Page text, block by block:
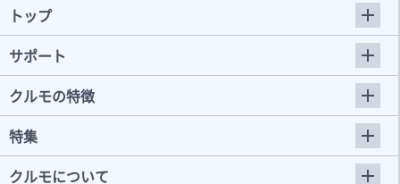
トップ
サポート
クルモの特徴
特集
クルモについて